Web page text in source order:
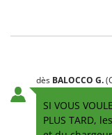
dès BALOCCO G.
SI VOUS
PLUS TARD,